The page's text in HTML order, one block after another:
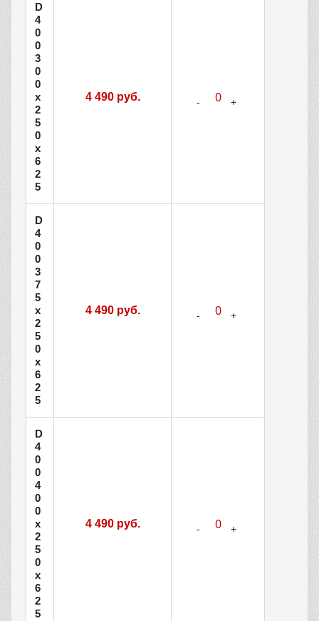
D
4
0
0
3
0
0
х
2
5
0
х
6
2
5
4 490 руб.
D
4
0
0
3
7
5
х
2
5
0
х
6
2
5
4 490 руб.
D
4
0
0
4
0
0
х
2
5
0
х
6
2
5
4 490 руб.